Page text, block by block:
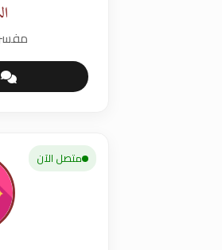
متصل الآن